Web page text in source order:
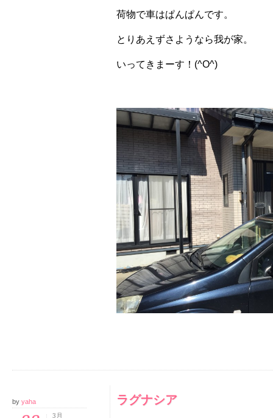
荷物で車はぱんぱんです。
とりあえずさようなら我が家。
いってきまーす！(^O^)
by yaha
3月
ラグナシア